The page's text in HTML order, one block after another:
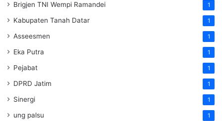
Brigjen TNI Wempi Ramandei 1
Kabupaten Tanah Datar 1
Asseesmen 1
Eka Putra 1
Pejabat 1
DPRD Jatim 1
Sinergi 1
ung palsu 1